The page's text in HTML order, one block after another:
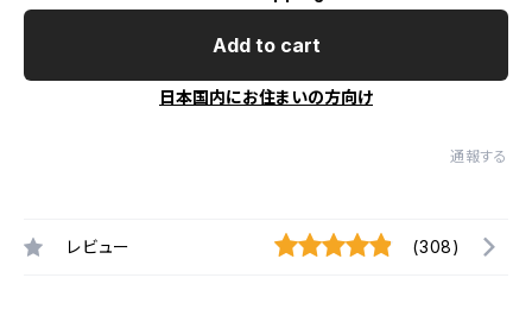
Add to cart
日本国内にお住まいの方向け
通報する
レビュー (308)